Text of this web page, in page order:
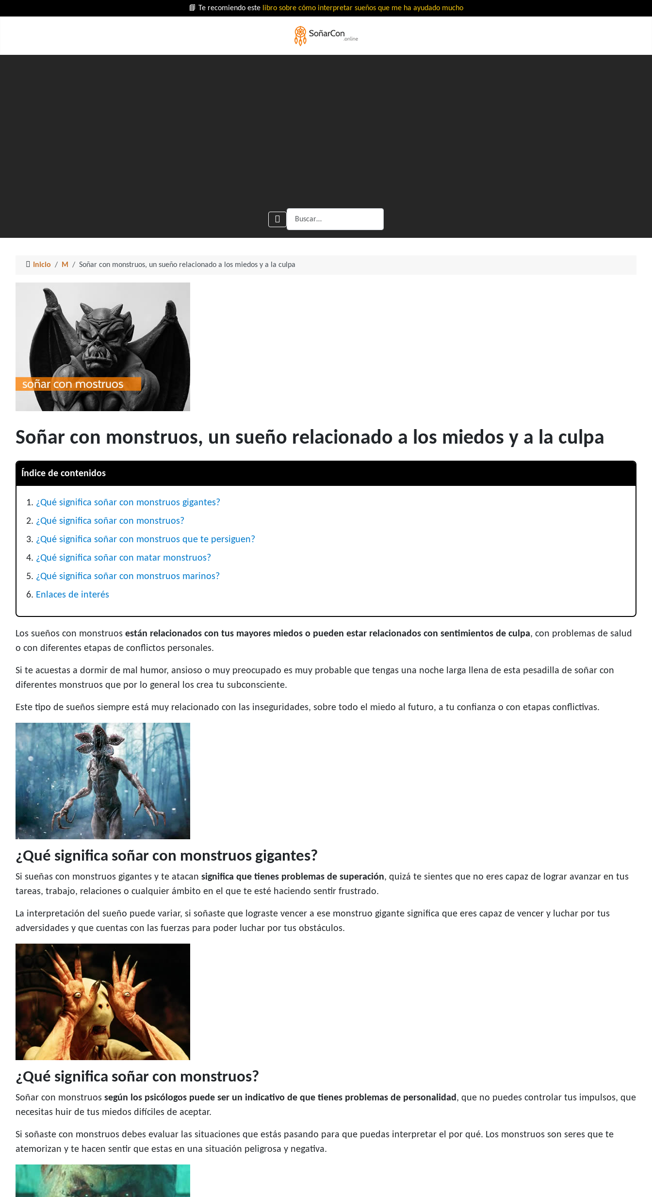
📘 Te recomiendo este libro sobre cómo interpretar sueños que me ha ayudado mucho
Buscar
Inicio M Soñar con monstruos, un sueño relacionado a los miedos y a la culpa
Soñar con monstruos, un sueño relacionado a los miedos y a la culpa
Índice de contenidos
¿Qué significa soñar con monstruos gigantes?
¿Qué significa soñar con monstruos?
¿Qué significa soñar con monstruos que te persiguen?
¿Qué significa soñar con matar monstruos?
¿Qué significa soñar con monstruos marinos?
Enlaces de interés
Los sueños con monstruos están relacionados con tus mayores miedos o pueden estar relacionados con sentimientos de culpa, con problemas de salud
o con diferentes etapas de conflictos personales.
Si te acuestas a dormir de mal humor, ansioso o muy preocupado es muy probable que tengas una noche larga llena de esta pesadilla de soñar con
diferentes monstruos que por lo general los crea tu subconsciente.
Este tipo de sueños siempre está muy relacionado con las inseguridades, sobre todo el miedo al futuro, a tu confianza o con etapas conflictivas.
¿Qué significa soñar con monstruos gigantes?
Si sueñas con monstruos gigantes y te atacan significa que tienes problemas de superación, quizá te sientes que no eres capaz de lograr avanzar en tus
tareas, trabajo, relaciones o cualquier ámbito en el que te esté haciendo sentir frustrado.
La interpretación del sueño puede variar, si soñaste que lograste vencer a ese monstruo gigante significa que eres capaz de vencer y luchar por tus
adversidades y que cuentas con las fuerzas para poder luchar por tus obstáculos.
¿Qué significa soñar con monstruos?
Soñar con monstruos según los psicólogos puede ser un indicativo de que tienes problemas de personalidad, que no puedes controlar tus impulsos, que
necesitas huir de tus miedos difíciles de aceptar.
Si soñaste con monstruos debes evaluar las situaciones que estás pasando para que puedas interpretar el por qué. Los monstruos son seres que te
atemorizan y te hacen sentir que estas en una situación peligrosa y negativa.